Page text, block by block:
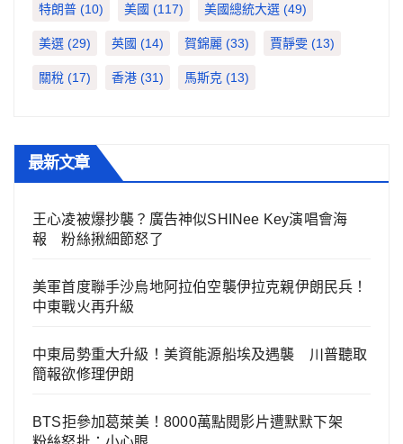
特朗普 (10) 美國 (117) 美國總統大選 (49)
美選 (29) 英國 (14) 賀錦麗 (33) 賈靜雯 (13)
關稅 (17) 香港 (31) 馬斯克 (13)
最新文章
王心凌被爆抄襲？廣告神似SHINee Key演唱會海
報 粉絲揪細節怒了
美軍首度聯手沙烏地阿拉伯空襲伊拉克親伊朗民兵！
中東戰火再升級
中東局勢重大升級！美資能源船埃及遇襲 川普聽取
簡報欲修理伊朗
BTS拒參加葛萊美！8000萬點閱影片遭默默下架